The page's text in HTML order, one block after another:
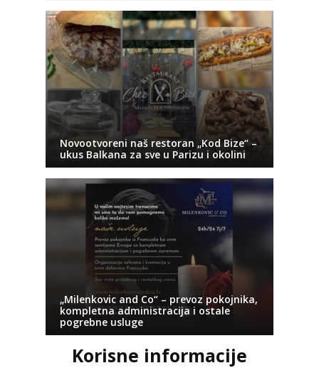
Novootvoreni naš restoran „Kod Bize“ –
ukus Balkana za sve u Parizu i okolini
„Milenkovic and Co“ – prevoz pokojnika,
kompletna administracija i ostale
pogrebne usluge
Korisne informacije